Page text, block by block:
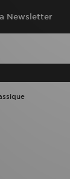
Newsletter